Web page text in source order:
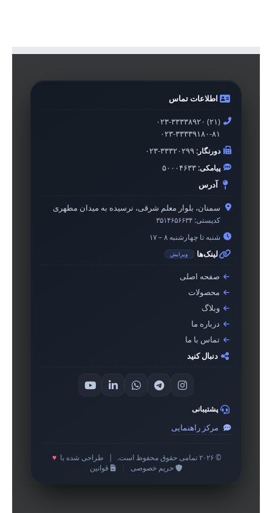
اطلاعات تماس
۰۲۳-۳۳۳۳۸۹۲۰ (۲۱)
۰۲۳-۳۳۳۳۹۱۸۰-۸۱
دورنگار:۰۲۳-۳۳۳۲۰۲۹۹
پیامکی:۵۰۰۰۴۶۳۳
آدرس
سمنان، بلوار معلم شرقی، نرسیده به میدان مطهری
کدپستی: ۳۵۱۴۶۵۶۶۳۴
شنبه تا چهارشنبه ۸ – ۱۷
لینک‌ها ویرایش
صفحه اصلی
محصولات
وبلاگ
درباره ما
تماس با ما
دنبال کنید
پشتیبانی
مرکز راهنمایی
© ۲۰۲۶ تمامی حقوق محفوظ است. طراحی شده با ♥
حریم خصوصی
قوانین